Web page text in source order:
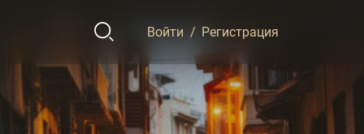
Войти / Регистрация